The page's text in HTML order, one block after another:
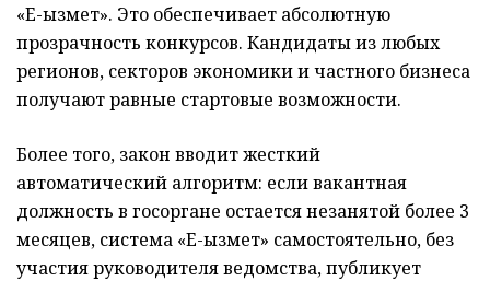
«Е-қызмет». Это обеспечивает абсолютную
прозрачность конкурсов. Кандидаты из любых
регионов, секторов экономики и частного бизнеса
получают равные стартовые возможности.
Более того, закон вводит жесткий
автоматический алгоритм: если вакантная
должность в госоргане остается незанятой более 3
месяцев, система «Е-қызмет» самостоятельно, без
участия руководителя ведомства, публикует